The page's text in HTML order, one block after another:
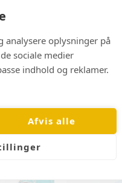
analysere oplysninger på
sociale medier
indhold og reklamer.
Afvis alle